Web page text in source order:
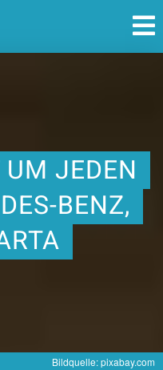
JEDEN
BENZ,
Bildquelle: pixabay.com